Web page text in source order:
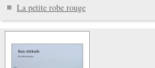
La petite robe rouge